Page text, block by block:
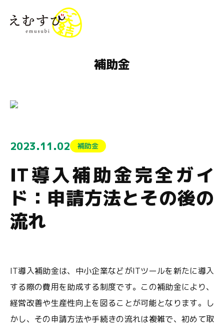
補助金
2023.11.02 補助金
IT導入補助金完全ガイ
ド：申請方法とその後の
流れ
IT導入補助金は、中小企業などがITツールを新たに導入
する際の費用を助成する制度です。この補助金により、
経営改善や生産性向上を図ることが可能となります。し
かし、その申請方法や手続きの流れは複雑で、初めて取